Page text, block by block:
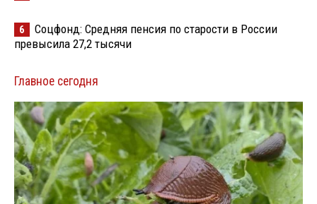
6
Соцфонд: Средняя пенсия по старости в России
превысила 27,2 тысячи
Главное сегодня